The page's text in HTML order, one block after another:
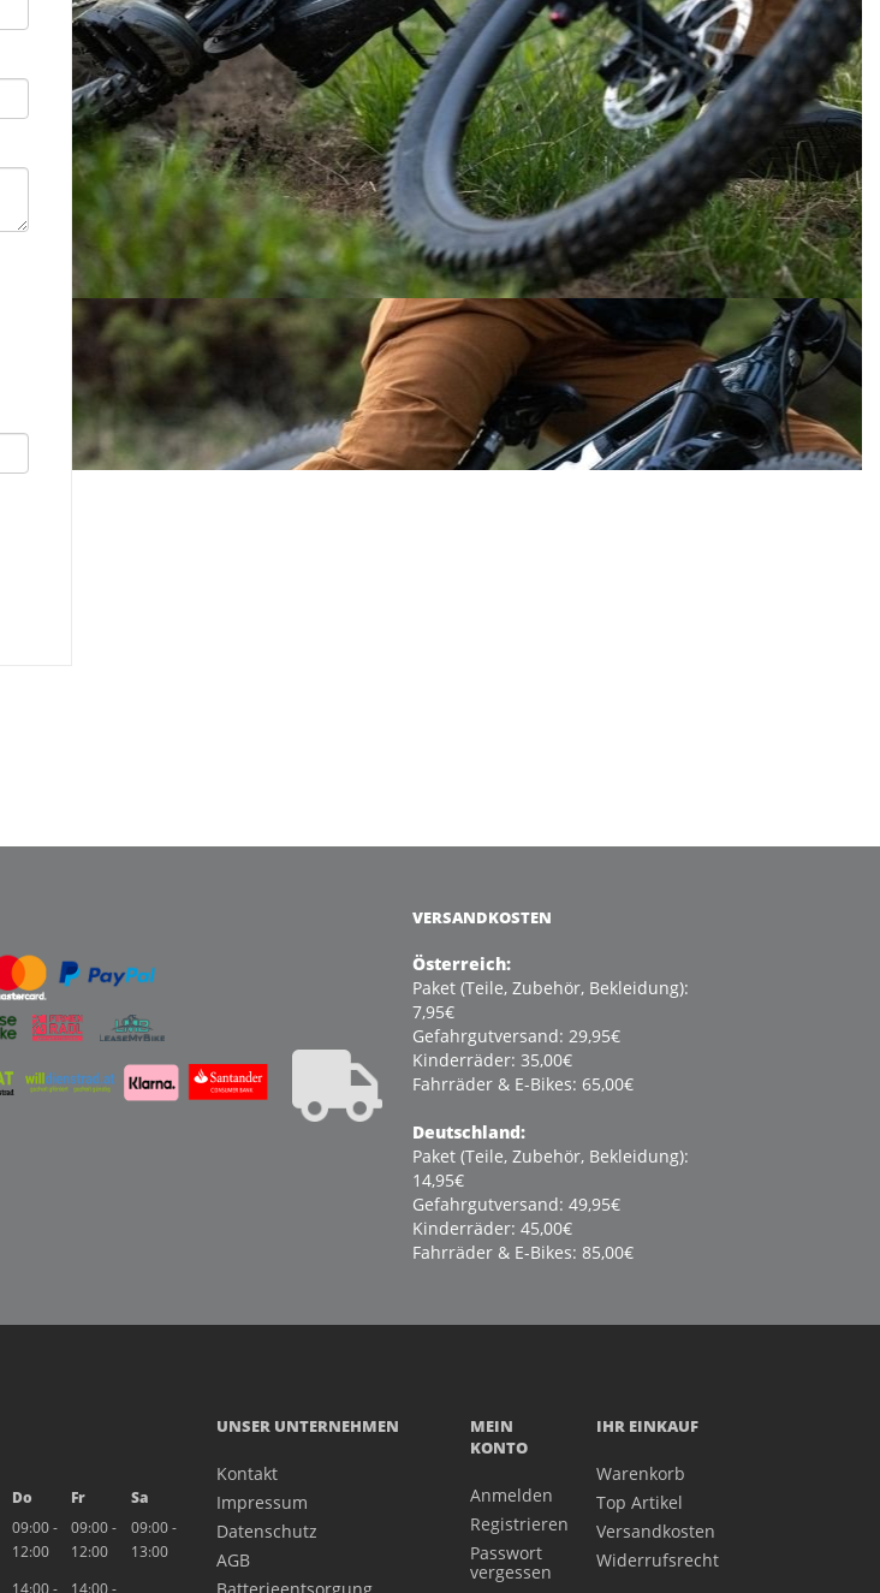
VERSANDKOSTEN
Österreich:
Paket (Teile, Zubehör, Bekleidung):
7,95€
Gefahrgutversand: 29,95€
Kinderräder: 35,00€
Fahrräder & E-Bikes: 65,00€
Deutschland:
Paket (Teile, Zubehör, Bekleidung):
14,95€
Gefahrgutversand: 49,95€
Kinderräder: 45,00€
Fahrräder & E-Bikes: 85,00€
Do Fr
Sa
09:00 -
12:00
09:00 -
12:00
09:00 -
13:00
UNSER UNTERNEHMEN
Kontakt
Impressum
Datenschutz
AGB
MEIN
KONTO
Anmelden
Registrieren
Passwort
vergessen
IHR EINKAUF
Warenkorb
Top Artikel
Versandkosten
Widerrufsrecht